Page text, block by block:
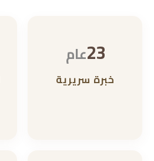
23عام
خبرة سريرية